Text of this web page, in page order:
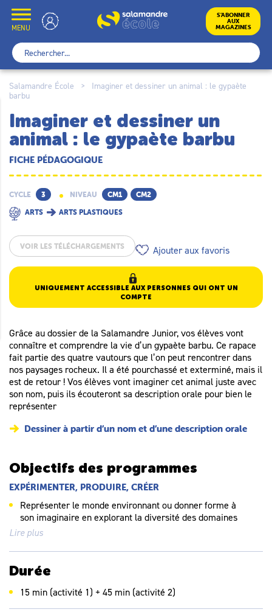
content
MENU
École S’ABONNER
AUX
MAGAZINES
Rechercher :
Salamandre École >
Imaginer et dessiner un animal : le gypaète
barbu
Imaginer et dessiner un
animal : le gypaète barbu
FICHE PÉDAGOGIQUE
CYCLE 3 NIVEAU CM1
CM2
ARTS
ARTS PLASTIQUES
VOIR LES TÉLÉCHARGEMENTS Ajouter aux favoris
UNIQUEMENT ACCESSIBLE AUX PERSONNES QUI ONT UN
COMPTE
Grâce au dossier de la Salamandre Junior, vos élèves vont
connaître et comprendre la vie d’un gypaète barbu. Ce rapace
fait partie des quatre vautours que l’on peut rencontrer dans
nos paysages rocheux. Il a été pourchassé et exterminé, mais il
est de retour ! Vos élèves vont imaginer cet animal juste avec
son nom, puis ils écouteront sa description orale pour bien le
représenter
Dessiner à partir d’un nom et d’une description orale
Objectifs des programmes
EXPÉRIMENTER, PRODUIRE, CRÉER
Représenter le monde environnant ou donner forme à
son imaginaire en explorant la diversité des domaines
Lire plus
Durée
15 min (activité 1) + 45 min (activité 2)